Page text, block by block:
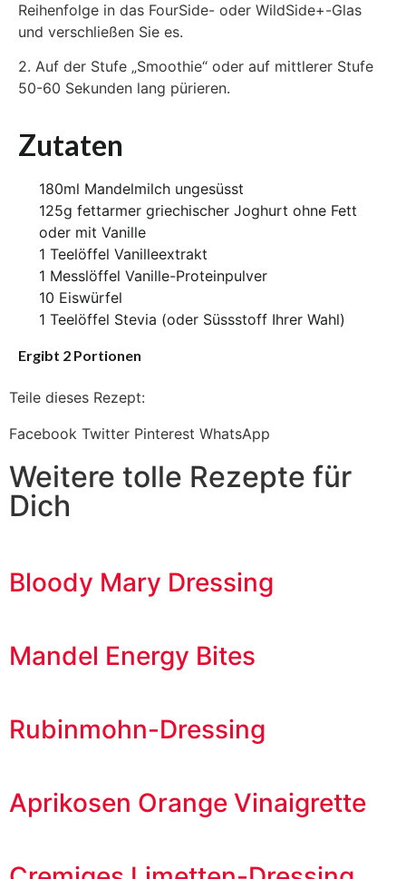
Reihenfolge in das FourSide- oder WildSide+-Glas
und verschließen Sie es.
2. Auf der Stufe „Smoothie“ oder auf mittlerer Stufe
50-60 Sekunden lang pürieren.
Zutaten
180ml Mandelmilch ungesüsst
125g fettarmer griechischer Joghurt ohne Fett
oder mit Vanille
1 Teelöffel Vanilleextrakt
1 Messlöffel Vanille-Proteinpulver
10 Eiswürfel
1 Teelöffel Stevia (oder Süssstoff Ihrer Wahl)
Ergibt 2 Portionen
Teile dieses Rezept:
Facebook Twitter Pinterest WhatsApp
Weitere tolle Rezepte für
Dich
Bloody Mary Dressing
Mandel Energy Bites
Rubinmohn-Dressing
Aprikosen Orange Vinaigrette